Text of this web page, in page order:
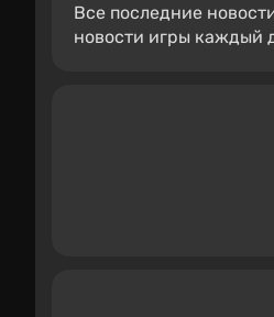
Все последние
новости игры каждый